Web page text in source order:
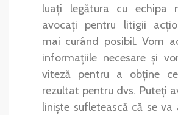
luați legătura cu echipa
avocați pentru litigii
mai curând posibil. Vom
informațiile necesare și
viteză pentru a obține
rezultat pentru dvs. Puteți
liniște sufletească că se va